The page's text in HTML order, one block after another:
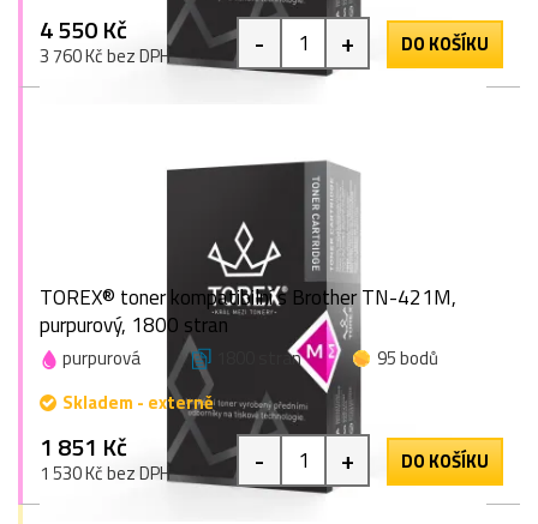
4 550 Kč
3 760 Kč bez DPH - + DO KOŠÍKU
TOREX® toner kompatibilní s Brother TN-421M,
purpurový, 1800 stran
purpurová 1800 stran
95 bodů
Skladem - externě
1 851 Kč
1 530 Kč bez DPH - + DO KOŠÍKU